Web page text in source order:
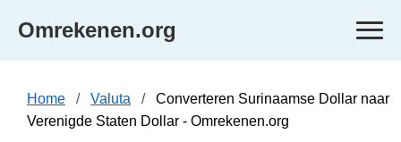
Omrekenen.org
Home Valuta
Converteren Surinaamse Dollar naar
Verenigde Staten Dollar - Omrekenen.org